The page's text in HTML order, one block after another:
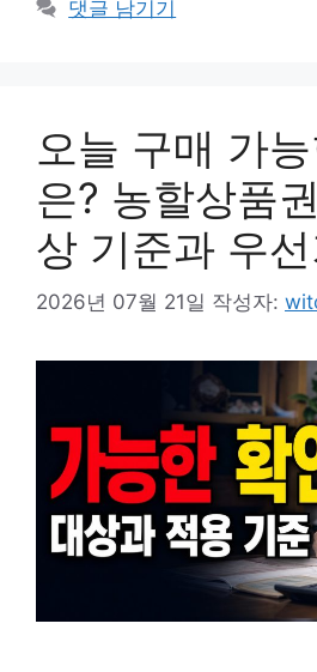
댓글 남기기
오늘 구매 가
은? 농할상품
상 기준과 우
2026년 07월 21일 작성자: